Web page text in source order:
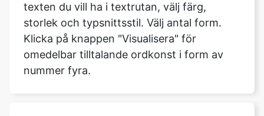
texten du vill ha i textrutan, välj färg,
storlek och typsnittsstil. Välj antal form.
Klicka på knappen "Visualisera" för
omedelbar tilltalande ordkonst i form av
nummer fyra.